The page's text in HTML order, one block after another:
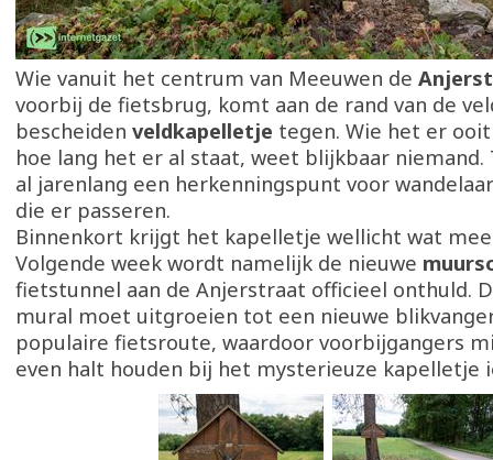
Wie vanuit het centrum van Meeuwen de
voorbij de fietsbrug, komt aan de rand van de
bescheiden veldkapelletje tegen. Wie het er
hoe lang het er al staat, weet blijkbaar
al jarenlang een herkenningspunt voor
die er passeren.
Binnenkort krijgt het kapelletje wellicht wat
Volgende week wordt namelijk de nieuwe
fietstunnel aan de Anjerstraat officieel onthuld.
mural moet uitgroeien tot een nieuwe
populaire fietsroute, waardoor voorbijgangers
even halt houden bij het mysterieuze kapelletje